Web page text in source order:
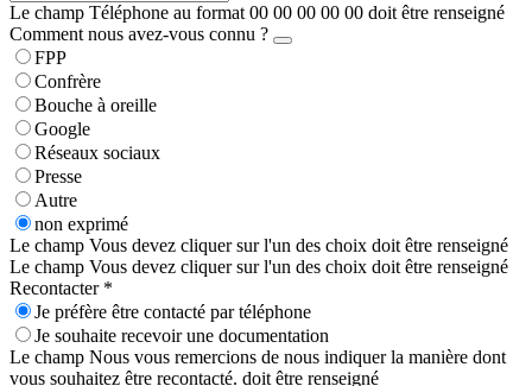
Le champ Téléphone au format 00 00 00 00 00 doit être renseigné
Comment nous avez-vous connu ?
FPP
Confrère
Bouche à oreille
Google
Réseaux sociaux
Presse
Autre
non exprimé
Le champ Vous devez cliquer sur l'un des choix doit être renseigné
Le champ Vous devez cliquer sur l'un des choix doit être renseigné
Recontacter *
Je préfère être contacté par téléphone
Je souhaite recevoir une documentation
Le champ Nous vous remercions de nous indiquer la manière dont
vous souhaitez être recontacté. doit être renseigné